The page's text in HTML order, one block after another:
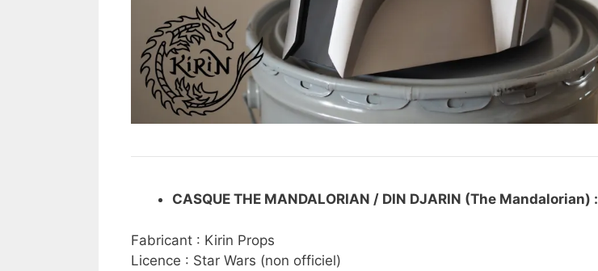
CASQUE THE MANDALORIAN / DIN DJARIN (The Mandalorian) :
Fabricant : Kirin Props
Licence : Star Wars (non officiel)